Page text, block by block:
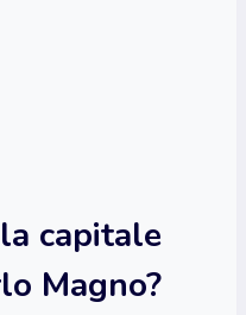
capitale
Magno?